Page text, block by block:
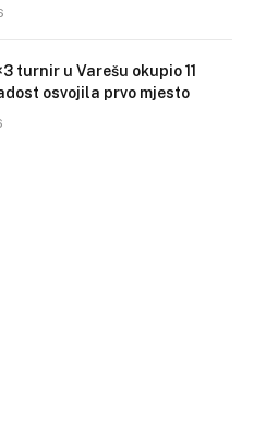
turnir u Varešu okupio 11
osvojila prvo mjesto